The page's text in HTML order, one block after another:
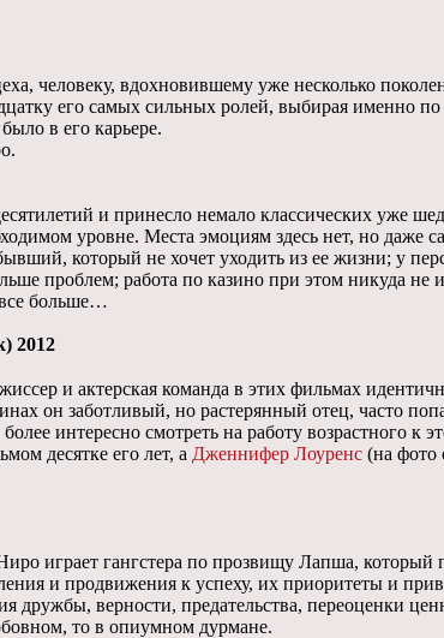
человеку, вдохновившему уже несколько
его самых сильных ролей, выбирая именно
в его карьере.
и принесло немало классических уже
уровне. Места эмоциям здесь нет, но даже
который не хочет уходить из ее жизни; у
проблем; работа по казино при этом никуда не
больше…
2012
и актерская команда в этих фильмах
он заботливый, но растерянный отец, часто
интересно смотреть на работу возрастного
десятке его лет, а Дженнифер Лоуренс (на фото
играет гангстера по прозвищу Лапша,
и продвижения к успеху, их приоритеты и
дружбы, верности, предательства, переоценки
то в опиумном дурмане.